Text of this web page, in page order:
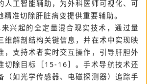
化创伤侵袭），通过三维可视化和血流
为病人匹配最佳术式，实现覆盖肝脏手
人工智能辅助，为外科医师可视化、可
精准切除肝脏病变提供重要辅助。
的全定量混合现实技术，通过量
维解剖结构关键信息，并在术中实现映
，支持术者实时交互操作，引导肝胆外